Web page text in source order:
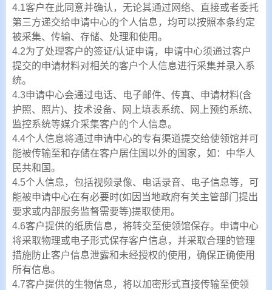
4.1客户在此同意并确认，无论其通过网络、直接或者委托
第三方递交给申请中心的个人信息，均可以按照本条约定
被采集、传输、存储、处理和使用。
4.2为了处理客户的签证/认证申请，申请中心须通过客户
提交的申请材料对相关的客户个人信息进行采集并录入系
统。
4.3申请中心会通过电话、电子邮件、传真、申请材料(含
护照、照片)、技术设备、网上填表系统、网上预约系统、
监控系统等媒介采集客户的个人信息。
4.4个人信息将通过申请中心的专有渠道提交给使领馆并可
能被传输至和存储在客户居住国以外的国家，如：中华人
民共和国。
4.5个人信息，包括视频录像、电话录音、电子信息等，可
能被申请中心在有必要时(如因当地政府有关主管部门提出
要求或内部服务监督需要等)提取使用。
4.6客户提供的纸质信息，将转交至使领馆保存。申请中心
将采取物理或电子形式保存客户信息，并采取合理的管理
措施防止客户信息泄露和未经授权的使用，确保正确使用
所有信息。
4.7客户提供的生物信息，将以加密形式直接传输至使领